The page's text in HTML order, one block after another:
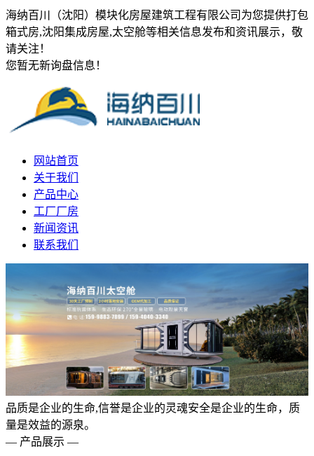
海纳百川（沈阳）模块化房屋建筑工程有限公司为您提供打包
箱式房,沈阳集成房屋,太空舱等相关信息发布和资讯展示，敬
请关注！
您暂无新询盘信息！
网站首页
关于我们
产品中心
工厂厂房
新闻资讯
联系我们
品质是企业的生命,信誉是企业的灵魂安全是企业的生命，质
量是效益的源泉。
— 产品展示 —